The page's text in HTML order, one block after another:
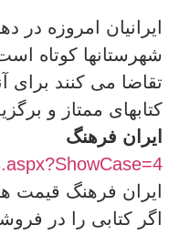
ایرانیان امروزه
شهرستانها کوتاه
تقاضا می کنند برای
کتابهای ممتاز و
ایران فرهنگ
ایران فرهنگ قیمت
اگر کتابی را در